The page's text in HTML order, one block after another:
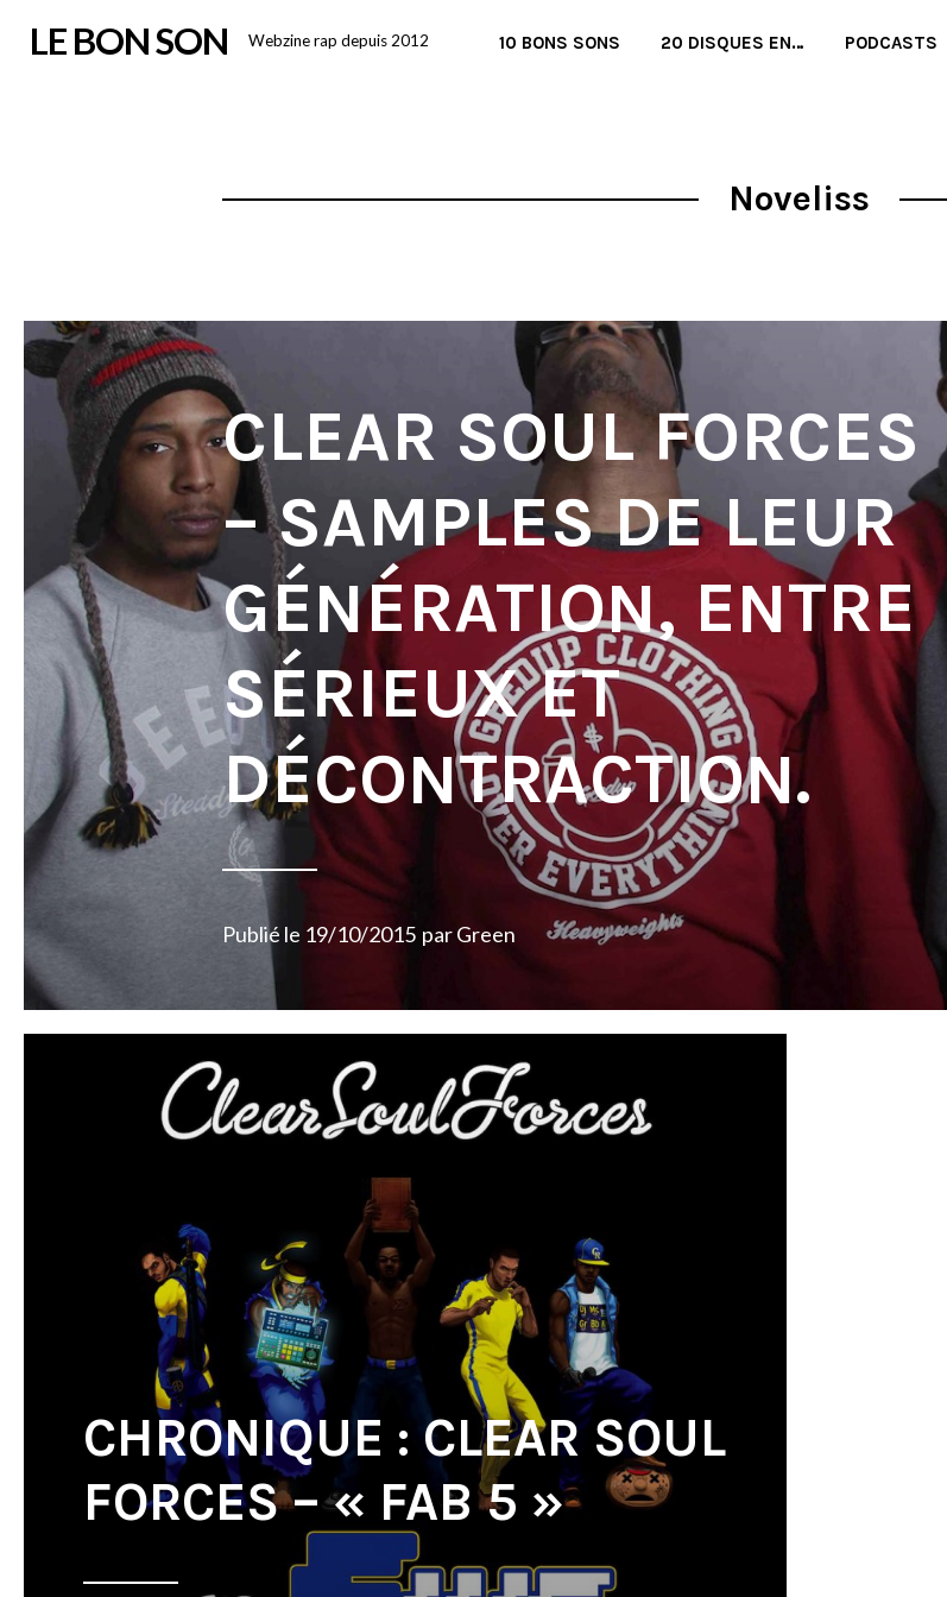
LE BON SON Webzine rap depuis 2012 10 BONS SONS 20 DISQUES EN… PODCASTS
Noveliss
CLEAR SOUL FORCES
– SAMPLES DE LEUR
GÉNÉRATION, ENTRE
SÉRIEUX ET
DÉCONTRACTION.
Publié le 19/10/2015 parGreen
CHRONIQUE : CLEAR SOUL
FORCES – « FAB 5 »